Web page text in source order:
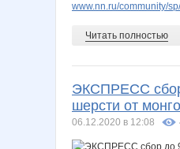
www.nn.ru/community/
Читать полностью
ЭКСПРЕСС сбор
шерсти от
06.12.2020 в 12:08